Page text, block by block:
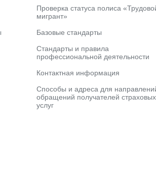
Проверка статуса полиса
мигрант»
Базовые стандарты
Стандарты и правила
профессиональной деятельности
Контактная информация
Способы и адреса для
обращений получателей страховых
услуг